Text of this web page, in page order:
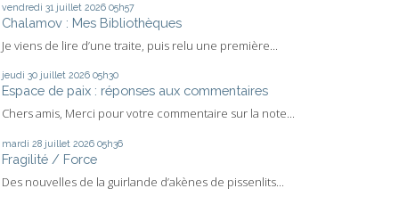
vendredi 31 juillet 2026 05h57
Chalamov : Mes Bibliothèques
Je viens de lire d’une traite, puis relu une première...
jeudi 30 juillet 2026 05h30
Espace de paix : réponses aux commentaires
Chers amis, Merci pour votre commentaire sur la note...
mardi 28 juillet 2026 05h36
Fragilité / Force
Des nouvelles de la guirlande d’akènes de pissenlits...